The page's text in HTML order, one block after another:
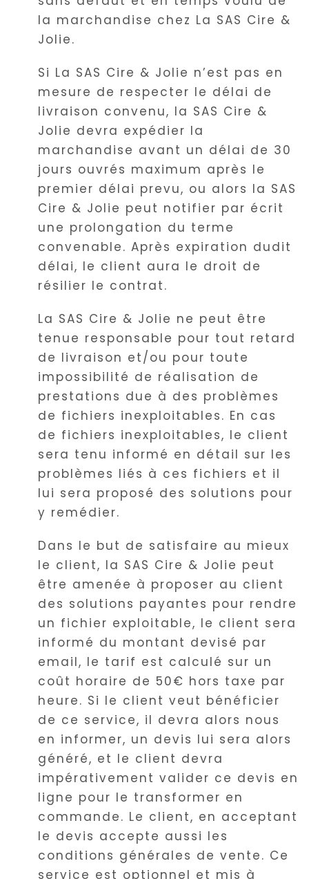
la marchandise chez La SAS Cire &
Jolie.
Si La SAS Cire & Jolie n’est pas en
mesure de respecter le délai de
livraison convenu, la SAS Cire &
Jolie devra expédier la
marchandise avant un délai de 30
jours ouvrés maximum après le
premier délai prevu, ou alors la SAS
Cire & Jolie peut notifier par écrit
une prolongation du terme
convenable. Après expiration dudit
délai, le client aura le droit de
résilier le contrat.
La SAS Cire & Jolie ne peut être
tenue responsable pour tout retard
de livraison et/ou pour toute
impossibilité de réalisation de
prestations due à des problèmes
de fichiers inexploitables. En cas
de fichiers inexploitables, le client
sera tenu informé en détail sur les
problèmes liés à ces fichiers et il
lui sera proposé des solutions pour
y remédier.
Dans le but de satisfaire au mieux
le client, la SAS Cire & Jolie peut
être amenée à proposer au client
des solutions payantes pour rendre
un fichier exploitable, le client sera
informé du montant devisé par
email, le tarif est calculé sur un
coût horaire de 50€ hors taxe par
heure. Si le client veut bénéficier
de ce service, il devra alors nous
en informer, un devis lui sera alors
généré, et le client devra
impérativement valider ce devis en
ligne pour le transformer en
commande. Le client, en acceptant
le devis accepte aussi les
conditions générales de vente. Ce
service est optionnel et mis à